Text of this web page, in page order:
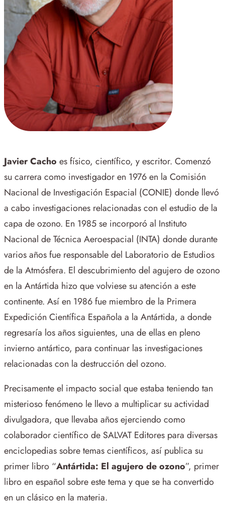
Javier Cacho es físico, científico, y escritor. Comenzó
su carrera como investigador en 1976 en la Comisión
Nacional de Investigación Espacial (CONIE) donde llevó
a cabo investigaciones relacionadas con el estudio de la
capa de ozono. En 1985 se incorporó al Instituto
Nacional de Técnica Aeroespacial (INTA) donde durante
varios años fue responsable del Laboratorio de Estudios
de la Atmósfera. El descubrimiento del agujero de ozono
en la Antártida hizo que volviese su atención a este
continente. Así en 1986 fue miembro de la Primera
Expedición Científica Española a la Antártida, a donde
regresaría los años siguientes, una de ellas en pleno
invierno antártico, para continuar las investigaciones
relacionadas con la destrucción del ozono.
Precisamente el impacto social que estaba teniendo tan
misterioso fenómeno le llevo a multiplicar su actividad
divulgadora, que llevaba años ejerciendo como
colaborador científico de SALVAT Editores para diversas
enciclopedias sobre temas científicos, así publica su
primer libro “Antártida: El agujero de ozono”, primer
libro en español sobre este tema y que se ha convertido
en un clásico en la materia.